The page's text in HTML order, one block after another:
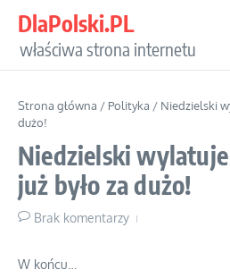
DlaPolski.PL
właściwa strona internetu
Strona główna / Polityka / Niedzielski
dużo!
Niedzielski
już było za dużo!
Brak komentarzy
W końcu…